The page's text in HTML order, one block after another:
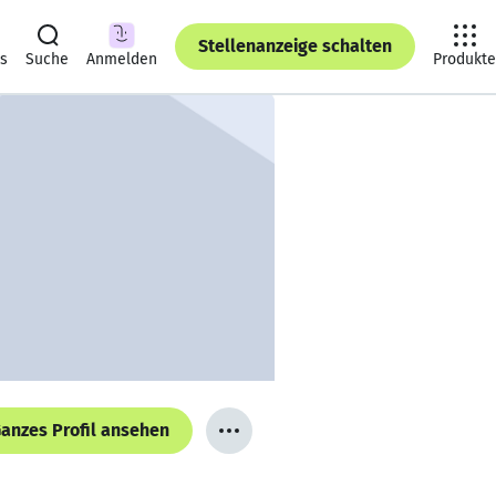
Suche Anmelden
Stellenanzeige schalten
Produkte
Profil ansehen